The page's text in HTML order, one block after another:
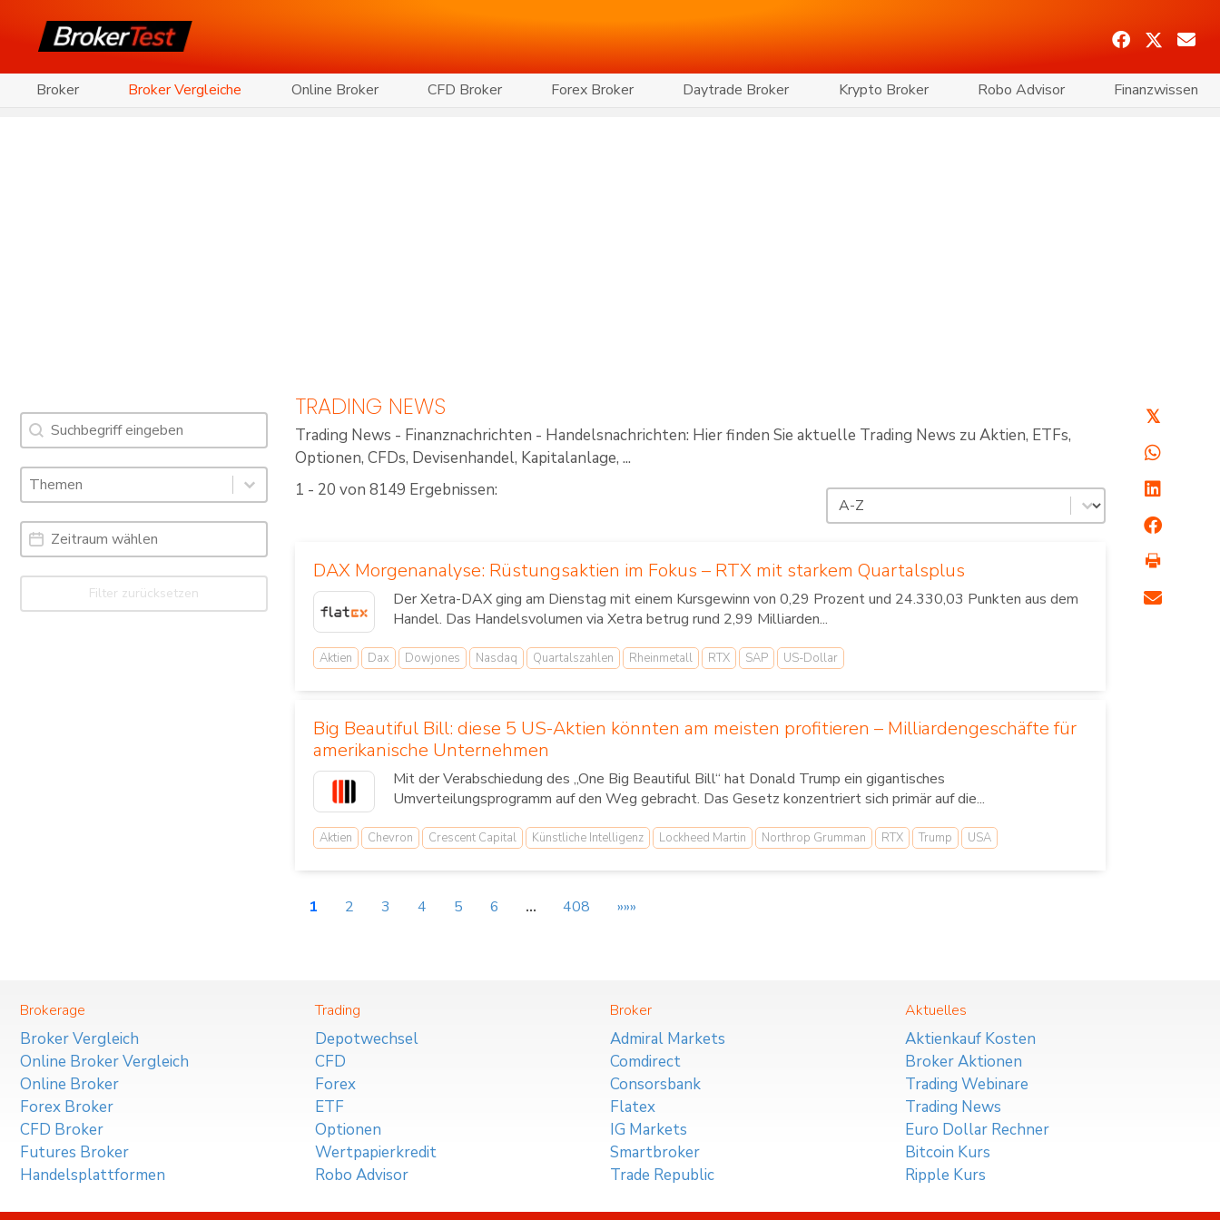
Broker Broker Vergleiche Online Broker CFD Broker Forex Broker Daytrade Broker Krypto Broker Robo Advisor Finanzwissen
Suche
Search content
Schlagworte: Trading News & Webinare
Select content
Select content
Date Range
Date
Filter zurücksetzen
TRADING NEWS
Trading News - Finanznachrichten - Handelsnachrichten: Hier finden Sie aktuelle Trading News zu Aktien, ETFs,
Optionen, CFDs, Devisenhandel, Kapitalanlage, ...
1 - 20 von 8149 Ergebnissen:
Sortierung
Sort content
DAX Morgenanalyse: Rüstungsaktien im Fokus – RTX mit starkem Quartalsplus
Der Xetra-DAX ging am Dienstag mit einem Kursgewinn von 0,29 Prozent und 24.330,03 Punkten aus dem
Handel. Das Handelsvolumen via Xetra betrug rund 2,99 Milliarden...
Aktien Dax Dowjones Nasdaq Quartalszahlen Rheinmetall RTX SAP US-Dollar
Big Beautiful Bill: diese 5 US-Aktien könnten am meisten profitieren – Milliardengeschäfte für
amerikanische Unternehmen
Mit der Verabschiedung des „One Big Beautiful Bill“ hat Donald Trump ein gigantisches
Umverteilungsprogramm auf den Weg gebracht. Das Gesetz konzentriert sich primär auf die...
Aktien Chevron Crescent Capital Künstliche Intelligenz Lockheed Martin Northrop Grumman RTX Trump USA
1 2 3 4 5 6 … 408 »»»
𝕏
Brokerage
Broker Vergleich
Online Broker Vergleich
Online Broker
Forex Broker
CFD Broker
Futures Broker
Handelsplattformen
Trading
Depotwechsel
CFD
Forex
ETF
Optionen
Wertpapierkredit
Robo Advisor
Broker
Admiral Markets
Comdirect
Consorsbank
Flatex
IG Markets
Smartbroker
Trade Republic
Aktuelles
Aktienkauf Kosten
Broker Aktionen
Trading Webinare
Trading News
Euro Dollar Rechner
Bitcoin Kurs
Ripple Kurs